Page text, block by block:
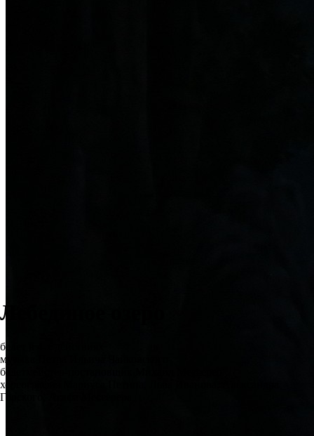
Лебединое озеро
балет в 4-х действиях
музыка Петра Ильича Чайковского
балетмейстер-постановщик Михаил Мессерер
хореография Мариуса Петипа, Льва Иванова, Александра
Горского, Асафа Мессерера